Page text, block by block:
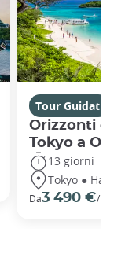
Tour Guidati
Orizzonti
Tokyo a
13 giorni
Tokyo ●
Da3 490 €/